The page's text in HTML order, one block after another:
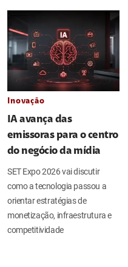
Inovação
IA avança das
emissoras para o centro
do negócio da mídia
SET Expo 2026 vai discutir
como a tecnologia passou a
orientar estratégias de
monetização, infraestrutura e
competitividade